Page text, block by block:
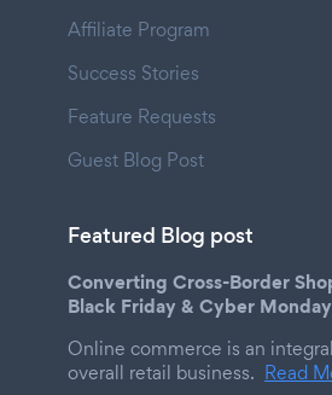
Affiliate Program
Success Stories
Feature Requests
Guest Blog Post
Featured Blog post
Converting Cross-Border
Black Friday & Cyber Monday
Online commerce is an
overall retail business. Read